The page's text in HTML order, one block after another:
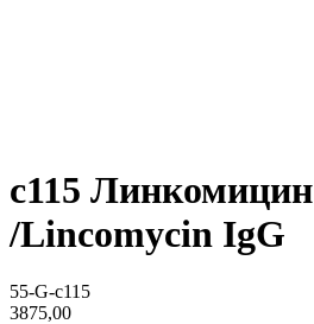
c115 Линкомицин
/Lincomycin IgG
55-G-c115
3875,00